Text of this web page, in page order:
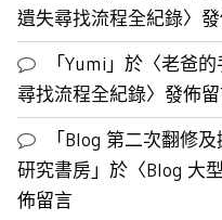
遺失尋找流程全紀錄〉
「Yumi 」於〈老爸的
尋找流程全紀錄〉發佈
「Blog 第二次翻修
研究書房」於〈Blog 大
佈留言